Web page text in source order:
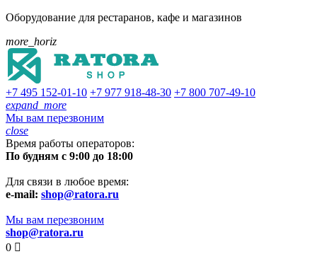
Оборудование для рестаранов, кафе и магазинов
more_horiz
+7 495 152-01-10 +7 977 918-48-30 +7 800 707-49-10
expand_more
Мы вам перезвоним
close
Время работы операторов:
По будням с 9:00 до 18:00
Для связи в любое время:
e-mail: shop@ratora.ru
Мы вам перезвоним
shop@ratora.ru
0 